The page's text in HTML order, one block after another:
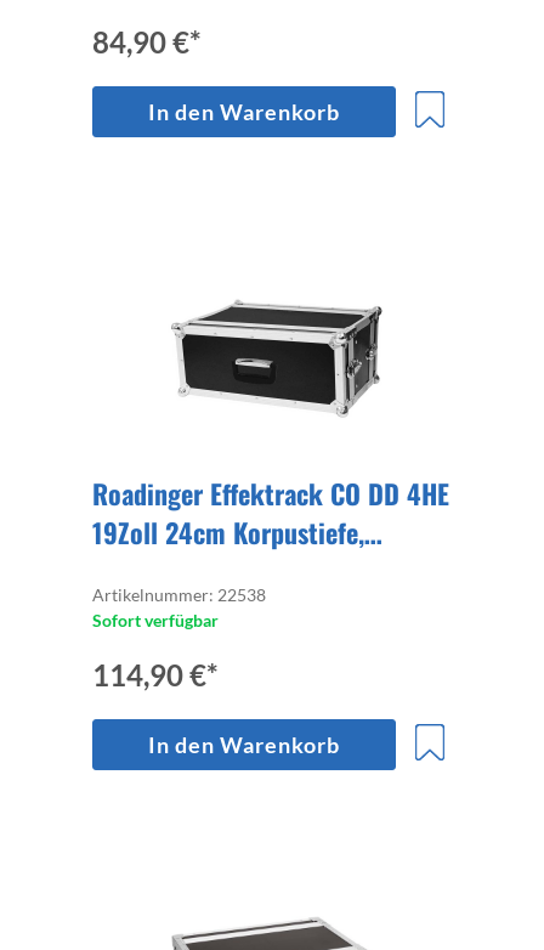
84,90 €*
In den Warenkorb
Roadinger Effektrack CO DD 4HE
19Zoll 24cm Korpustiefe,
einem Deckel
Artikelnummer: 22538
Sofort verfügbar
114,90 €*
In den Warenkorb